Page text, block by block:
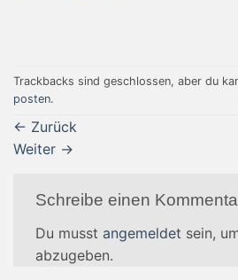
Trackbacks sind geschlossen, aber du
posten.
← Zurück
Weiter →
Schreibe einen
Du musst angemeldet sein,
abzugeben.